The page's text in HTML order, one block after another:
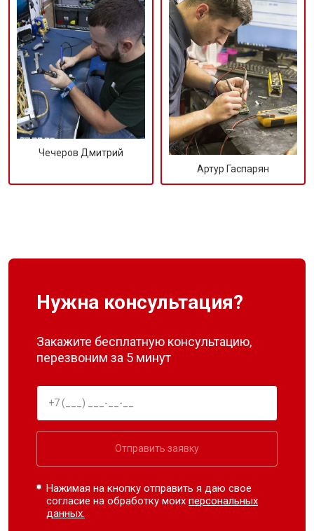
Чечеров Дмитрий
Артур Гаспарян
Нужна консультация?
Закажите бесплатную консультацию,
перезвоним за 5 минут
Отправить заявку
Нажимая на кнопку отправить я даю свое
согласие на обработку моихперсональных
данных.